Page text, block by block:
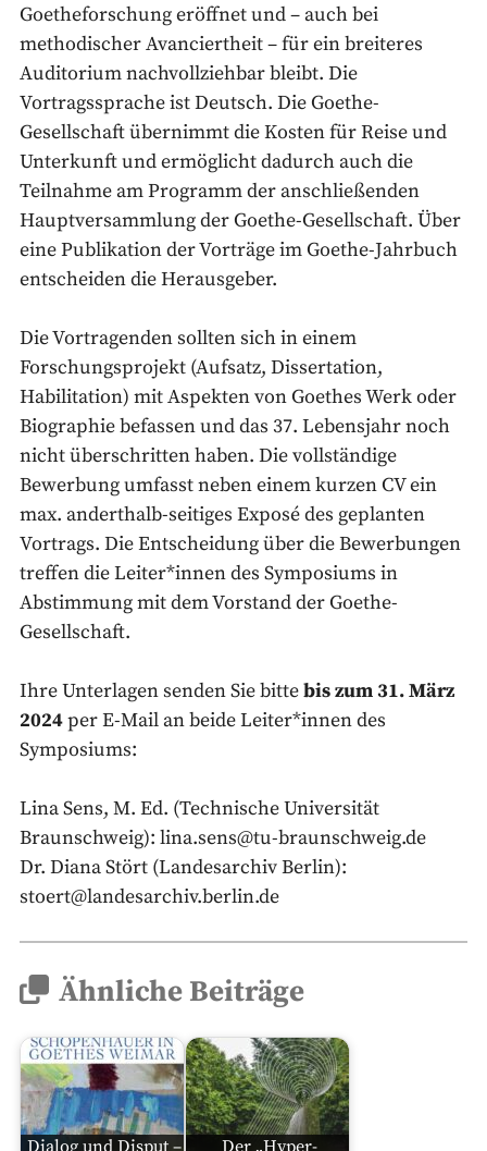
Goetheforschung eröffnet und – auch bei
methodischer Avanciertheit – für ein breiteres
Auditorium nachvollziehbar bleibt. Die
Vortragssprache ist Deutsch. Die Goethe-
Gesellschaft übernimmt die Kosten für Reise und
Unterkunft und ermöglicht dadurch auch die
Teilnahme am Programm der anschließenden
Hauptversammlung der Goethe-Gesellschaft. Über
eine Publikation der Vorträge im Goethe-Jahrbuch
entscheiden die Herausgeber.
Die Vortragenden sollten sich in einem
Forschungsprojekt (Aufsatz, Dissertation,
Habilitation) mit Aspekten von Goethes Werk oder
Biographie befassen und das 37. Lebensjahr noch
nicht überschritten haben. Die vollständige
Bewerbung umfasst neben einem kurzen CV ein
max. anderthalb-seitiges Exposé des geplanten
Vortrags. Die Entscheidung über die Bewerbungen
treffen die Leiter*innen des Symposiums in
Abstimmung mit dem Vorstand der Goethe-
Gesellschaft.
Ihre Unterlagen senden Sie bittebis zum 31. März
2024per E-Mail an beide Leiter*innen des
Symposiums:
Lina Sens, M. Ed. (Technische Universität
Braunschweig): lina.sens@tu-braunschweig.de
Dr. Diana Stört (Landesarchiv Berlin):
stoert@landesarchiv.berlin.de
Ähnliche Beiträge
Dialog und Disput – Der „Hyper-